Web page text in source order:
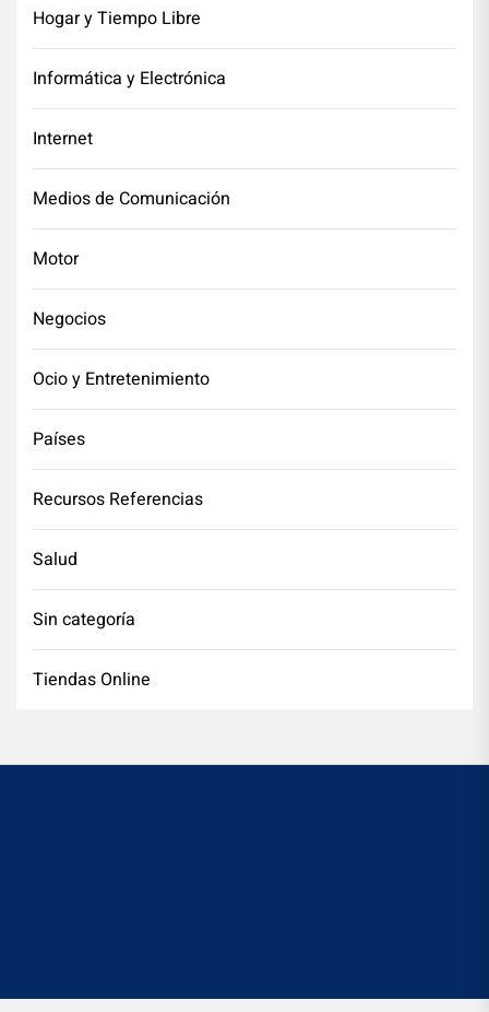
Hogar y Tiempo Libre
Informática y Electrónica
Internet
Medios de Comunicación
Motor
Negocios
Ocio y Entretenimiento
Países
Recursos Referencias
Salud
Sin categoría
Tiendas Online